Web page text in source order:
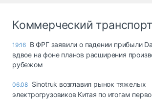
Коммерческий транспорт
19:16 В ФРГ заявили о падении прибыли
вдвое на фоне планов расширения
рубежом
06.08 Sinotruk возглавил рынок тяжелых
электрогрузовиков Китая по итогам